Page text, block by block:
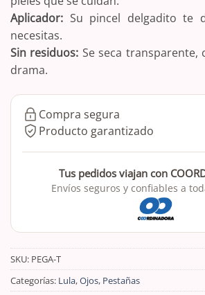
Aplicador: Su pincel delgadito te
necesitas.
Sin residuos: Se seca transparente,
drama.
Compra segura
Producto garantizado
Tus pedidos viajan con
Envíos seguros y confiables a
SKU: PEGA-T
Categorías: Lula,Ojos, Pestañas